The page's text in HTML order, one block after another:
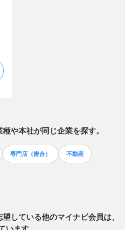
種や本社が同じ企業を探す。
専門店（複合） 不動産
望している他のマイナビ会員は、